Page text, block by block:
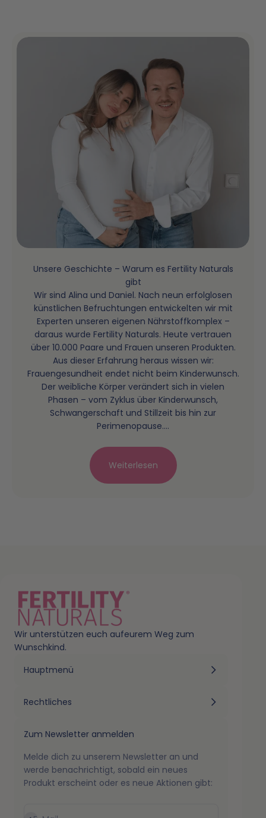
Unsere Geschichte – Warum es Fertility Naturals
gibt
Wir sind Alina und Daniel. Nach neun erfolglosen
künstlichen Befruchtungen entwickelten wir mit
Experten unseren eigenen Nährstoffkomplex –
daraus wurde Fertility Naturals. Heute vertrauen
über 10.000 Paare und Frauen unseren Produkten.
Aus dieser Erfahrung heraus wissen wir:
Frauengesundheit endet nicht beim Kinderwunsch.
Der weibliche Körper verändert sich in vielen
Phasen – vom Zyklus über Kinderwunsch,
Schwangerschaft und Stillzeit bis hin zur
Perimenopause....
Weiterlesen
Mit Unterstützung vonExpertinnenentwickelt
unter 100%Transparenz.
Jedes unserer Produkte wird in akkreditierten deutschen
Laboren auf Reinheit, Dosierung und Sicherheit getestet –
Laborgeprüft in Deutschland
Laborbericht: Schwangerschaft+
Laborbericht:
Wir unterstützen euch aufeurem Weg zum
Wunschkind.
Hauptmenü
Rechtliches
Zum Newsletter anmelden
Melde dich zu unserem Newsletter an und
werde benachrichtigt, sobald ein neues
Produkt erscheint oder es neue Aktionen gibt: